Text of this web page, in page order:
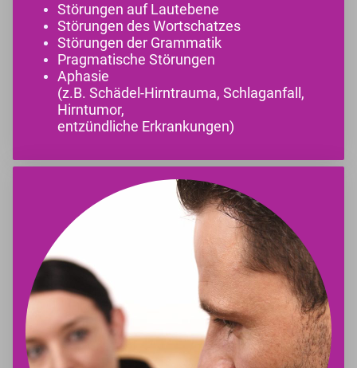
Störungen auf Lautebene
Störungen des Wortschatzes
Störungen der Grammatik
Pragmatische Störungen
Aphasie
(z.B. Schädel-Hirntrauma, Schlaganfall,
Hirntumor,
entzündliche Erkrankungen)